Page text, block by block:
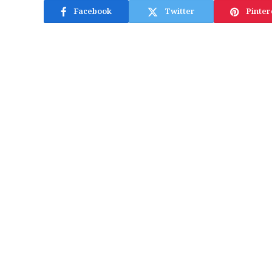
Facebook Twitter